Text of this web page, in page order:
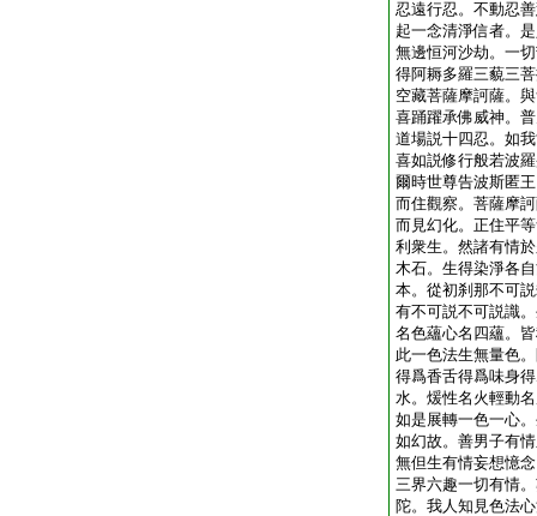
忍遠行忍。不動忍
起一念清淨信者。
無邊恒河沙劫。一
得阿耨多羅三藐三
空藏菩薩摩訶薩。
喜踊躍承佛威神。
道場説十四忍。如
喜如説修行般若波
爾時世尊告波斯匿
而住觀察。菩薩摩
而見幻化。正住平
利衆生。然諸有情
木石。生得染淨各
本。從初刹那不可
有不可説不可説識
名色蘊心名四蘊。
此一色法生無量色
得爲香舌得爲味身
水。煖性名火輕動
如是展轉一色一心
如幻故。善男子有
無但生有情妄想憶
三界六趣一切有情
陀。我人知見色法